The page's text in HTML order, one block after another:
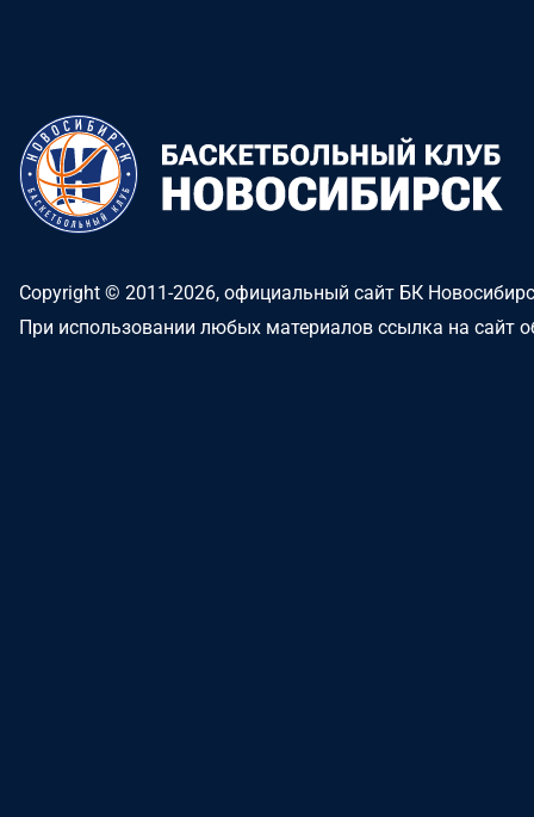
Copyright © 2011-2026, официальный сайт БК
При использовании любых материалов ссылка на сайт